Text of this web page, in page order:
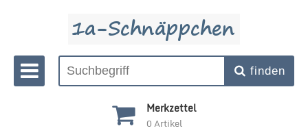
finden
Merkzettel
0Artikel